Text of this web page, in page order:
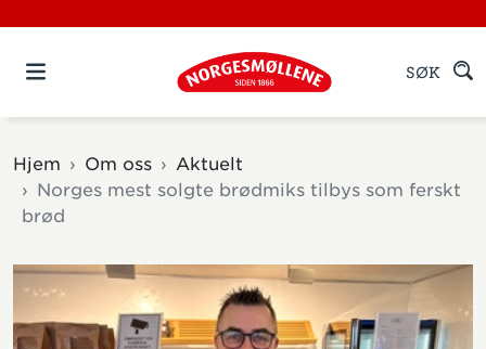
SØK
Hjem Om oss
Aktuelt
Norges mest solgte brødmiks tilbys som ferskt
brød